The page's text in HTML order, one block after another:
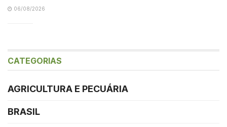
06/08/2026
CATEGORIAS
AGRICULTURA E PECUÁRIA
BRASIL